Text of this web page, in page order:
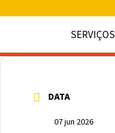
SERVIÇOS
DATA
07 jun 2026